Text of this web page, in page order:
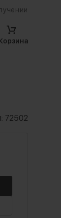
72502